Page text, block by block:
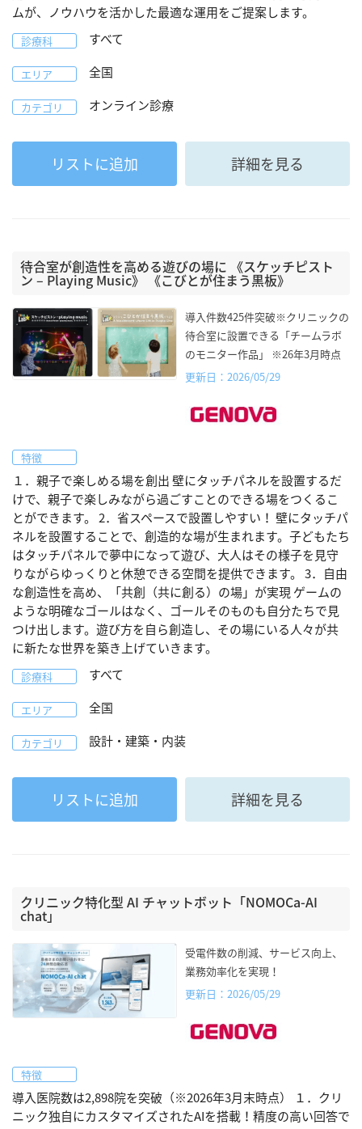
ムが、ノウハウを活かした最適な運用をご提案します。
診療科 すべて
エリア 全国
カテゴリ オンライン診療
リストに追加 詳細を見る
待合室が創造性を高める遊びの場に 《スケッチピスト
ン – Playing Music》 《こびとが住まう黒板》
導入件数425件突破※クリニックの
待合室に設置できる「チームラボ
のモニター作品」 ※26年3月時点
更新日：2026/05/29
特徴
１．親子で楽しめる場を創出 壁にタッチパネルを設置するだ
けで、親子で楽しみながら過ごすことのできる場をつくるこ
とができます。 2．省スペースで設置しやすい！ 壁にタッチパ
ネルを設置することで、創造的な場が生まれます。子どもたち
はタッチパネルで夢中になって遊び、大人はその様子を見守
りながらゆっくりと休憩できる空間を提供できます。 3．自由
な創造性を高め、「共創（共に創る）の場」が実現 ゲームの
ような明確なゴールはなく、ゴールそのものも自分たちで見
つけ出します。遊び方を自ら創造し、その場にいる人々が共
に新たな世界を築き上げていきます。
診療科 すべて
エリア 全国
カテゴリ 設計・建築・内装
リストに追加 詳細を見る
クリニック特化型 AI チャットボット「NOMOCa-AI
chat」
受電件数の削減、サービス向上、
業務効率化を実現！
更新日：2026/05/29
特徴
導入医院数は2,898院を突破（※2026年3月末時点） １．クリ
ニック独自にカスタマイズされたAIを搭載！精度の高い回答で